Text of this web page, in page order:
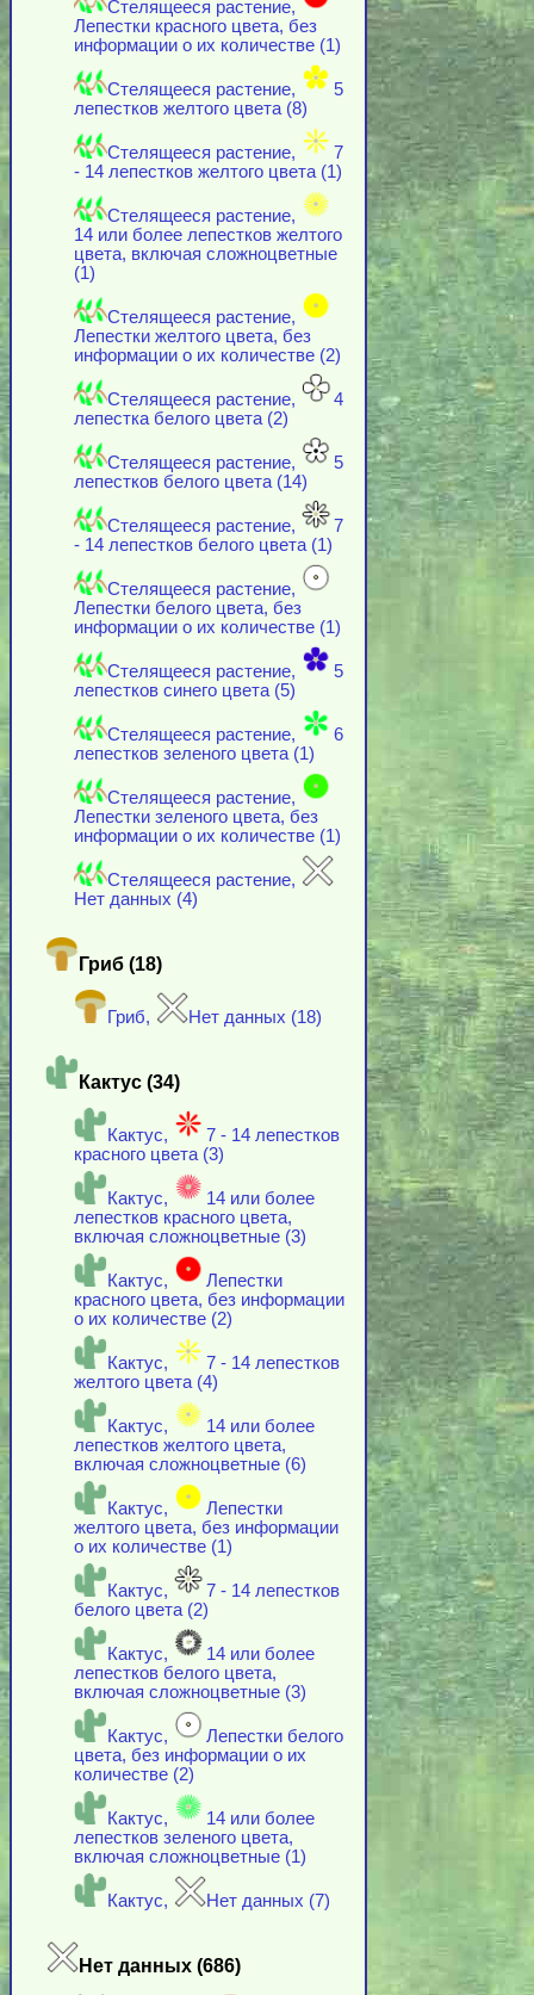
Стелящееся растение,
Лепестки красного цвета, без
информации о их количестве (1)
Стелящееся растение,
5
лепестков желтого цвета (8)
Стелящееся растение,
7
- 14 лепестков желтого цвета (1)
Стелящееся растение,
14 или более лепестков желтого
цвета, включая cложноцветные
(1)
Стелящееся растение,
Лепестки желтого цвета, без
информации о их количестве (2)
Стелящееся растение,
4
лепестка белого цвета (2)
Стелящееся растение,
5
лепестков белого цвета (14)
Стелящееся растение,
7
- 14 лепестков белого цвета (1)
Стелящееся растение,
Лепестки белого цвета, без
информации о их количестве (1)
Стелящееся растение,
5
лепестков синего цвета (5)
Стелящееся растение,
6
лепестков зеленого цвета (1)
Стелящееся растение,
Лепестки зеленого цвета, без
информации о их количестве (1)
Стелящееся растение,
Нет данных (4)
Гриб (18)
Гриб, Нет данных (18)
Кактус (34)
Кактус,
7 - 14 лепестков
красного цвета (3)
Кактус,
14 или более
лепестков красного цвета,
включая cложноцветные (3)
Кактус,
Лепестки
красного цвета, без информации
о их количестве (2)
Кактус,
7 - 14 лепестков
желтого цвета (4)
Кактус,
14 или более
лепестков желтого цвета,
включая cложноцветные (6)
Кактус,
Лепестки
желтого цвета, без информации
о их количестве (1)
Кактус,
7 - 14 лепестков
белого цвета (2)
Кактус,
14 или более
лепестков белого цвета,
включая cложноцветные (3)
Кактус,
Лепестки белого
цвета, без информации о их
количестве (2)
Кактус,
14 или более
лепестков зеленого цвета,
включая cложноцветные (1)
Кактус, Нет данных (7)
Нет данных (686)